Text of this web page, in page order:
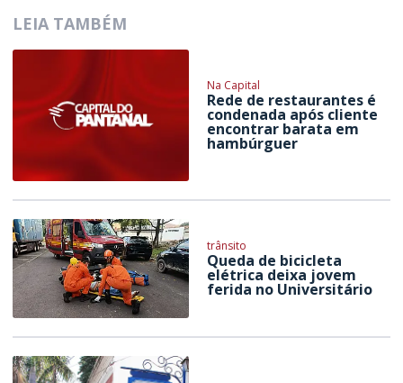
LEIA TAMBÉM
Na Capital
Rede de restaurantes é
condenada após cliente
encontrar barata em
hambúrguer
trânsito
Queda de bicicleta
elétrica deixa jovem
ferida no Universitário